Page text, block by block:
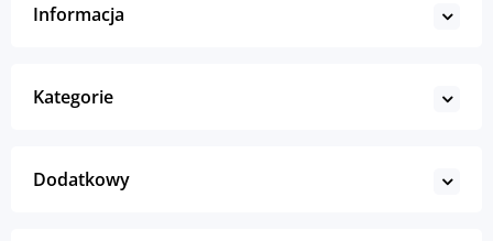
Informacja
Kategorie
Dodatkowy